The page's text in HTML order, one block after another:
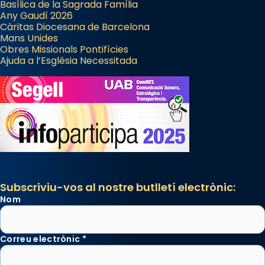
Basílica de la Sagrada Família
Any Gaudí 2026
Càritas Diocesana de Barcelona
Mans Unides
Obres Missionals Pontifícies
Ajuda a l’Església Necessitada
Subscriviu-vos al nostre butlletí electrònic:
Nom
Correu electrònic *